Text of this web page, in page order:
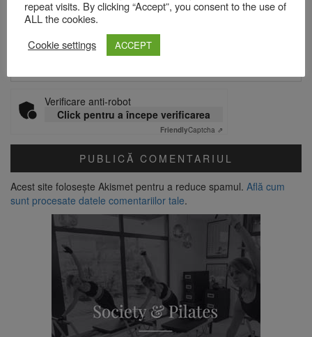
Site web
Verificare anti-robot
Click pentru a începe verificarea
FriendlyCaptcha ⇗
Acest site folosește Akismet pentru a reduce spamul. Află cum
sunt procesate datele comentariilor tale.
repeat visits. By clicking “Accept”, you consent to the use of
ALL the cookies.
Cookie settings
ACCEPT